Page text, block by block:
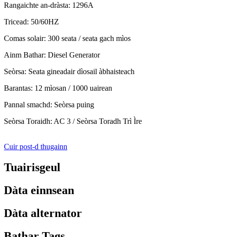
Rangaichte an-dràsta: 1296A
Tricead: 50/60HZ
Comas solair: 300 seata / seata gach mìos
Ainm Bathar: Diesel Generator
Seòrsa: Seata gineadair dìosail àbhaisteach
Barantas: 12 mìosan / 1000 uairean
Pannal smachd: Seòrsa puing
Seòrsa Toraidh: AC 3 / Seòrsa Toradh Trì Ìre
Cuir post-d thugainn
Tuairisgeul
Dàta einnsean
Dàta alternator